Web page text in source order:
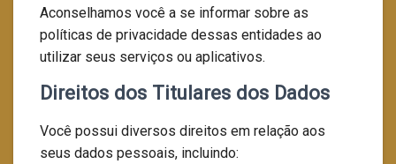
Aconselhamos você a se informar sobre as
políticas de privacidade dessas entidades ao
utilizar seus serviços ou aplicativos.
Direitos dos Titulares dos Dados
Você possui diversos direitos em relação aos
seus dados pessoais, incluindo: